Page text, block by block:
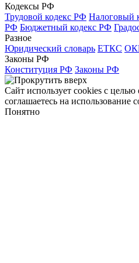
Кодексы РФ
Трудовой кодекс РФ Налоговый
РФ Бюджетный кодекс РФ
Разное
Юридический словарь ЕТКС
Законы РФ
Конституция РФ Законы РФ
Сайт использует cookies с
соглашаетесь на использование
Понятно